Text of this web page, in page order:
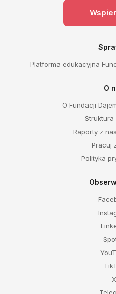
Platforma edukacyjna
O
O Fundacji
Struktura
Raporty z
Pracuj
Polityka
X